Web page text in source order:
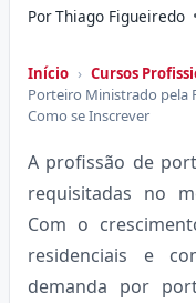
PorThiago Figueiredo
Início › Cursos
Porteiro Ministrado pela
Como se Inscrever
A profissão de
requisitadas no
Com o
residenciais e
demanda por